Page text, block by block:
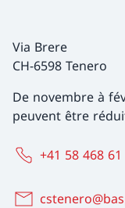
Via Brere
CH-6598 Tenero
De novembre à
peuvent être
+41 58 468 61